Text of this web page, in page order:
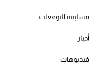
مسابقة التوقعات
أخبار
فيديوهات